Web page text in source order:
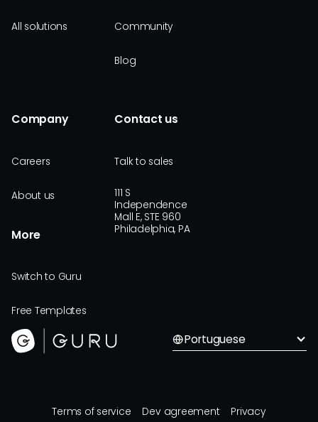
All solutions Community
Blog
Company
Careers
About us
More
Switch to Guru
Free Templates
Contact us
Talk to sales
111 S
Independence
Mall E, STE 960
Philadelphia, PA
Portuguese
Terms of service Dev agreement Privacy